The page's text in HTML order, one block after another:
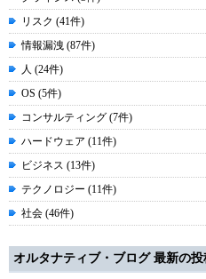
リスク (41件)
情報漏洩 (87件)
人 (24件)
OS (5件)
コンサルティング (7件)
ハードウェア (11件)
ビジネス (13件)
テクノロジー (11件)
社会 (46件)
オルタナティブ・ブログ 最新の投